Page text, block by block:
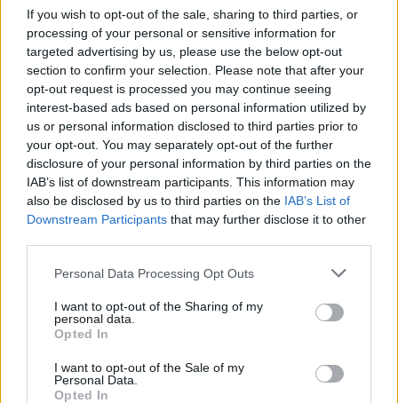
If you wish to opt-out of the sale, sharing to third parties, or
processing of your personal or sensitive information for
targeted advertising by us, please use the below opt-out
section to confirm your selection. Please note that after your
opt-out request is processed you may continue seeing
interest-based ads based on personal information utilized by
us or personal information disclosed to third parties prior to
your opt-out. You may separately opt-out of the further
disclosure of your personal information by third parties on the
IAB’s list of downstream participants. This information may
also be disclosed by us to third parties on the IAB’s List of
Downstream Participants that may further disclose it to other
Personal Data Processing Opt Outs
I want to opt-out of the Sharing of my
personal data.
Opted In
I want to opt-out of the Sale of my
Personal Data.
Opted In
Gratuit
SITE OFFICIEL
amisdesvoituresanciennes.com
AFFICHER LA CARTE